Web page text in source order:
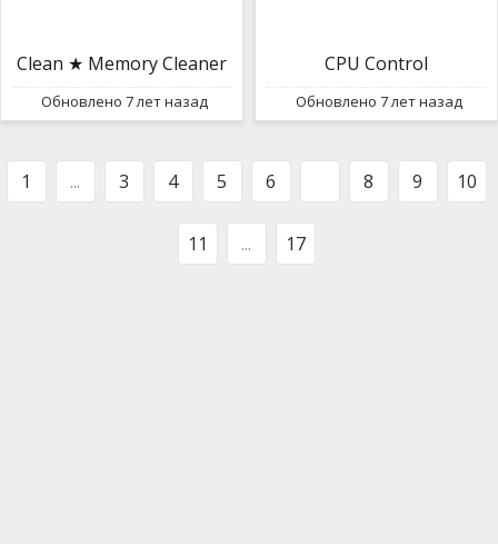
Clean ★ Memory Cleaner
Обновлено 7 лет назад
CPU Control
Обновлено 7 лет назад
1 ... 3 4 5 6 8 9 10
11 ... 17